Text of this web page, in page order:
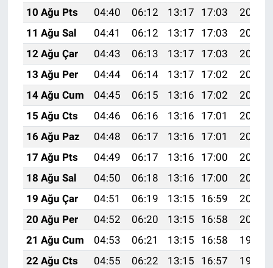
10 Ağu Pts
04:40 06:12 13:17 17:03
20:13
11 Ağu Sal
04:41 06:12 13:17 17:03
20:11
12 Ağu Çar
04:43 06:13 13:17 17:03
20:10
13 Ağu Per
04:44 06:14 13:17 17:02
20:09
14 Ağu Cum
04:45 06:15 13:16 17:02
20:08
15 Ağu Cts
04:46 06:16 13:16 17:01
20:07
16 Ağu Paz
04:48 06:17 13:16 17:01
20:05
17 Ağu Pts
04:49 06:17 13:16 17:00
20:04
18 Ağu Sal
04:50 06:18 13:16 17:00
20:03
19 Ağu Çar
04:51 06:19 13:15 16:59
20:02
20 Ağu Per
04:52 06:20 13:15 16:58
20:00
21 Ağu Cum
04:53 06:21 13:15 16:58
19:59
22 Ağu Cts
04:55 06:22 13:15 16:57
19:58